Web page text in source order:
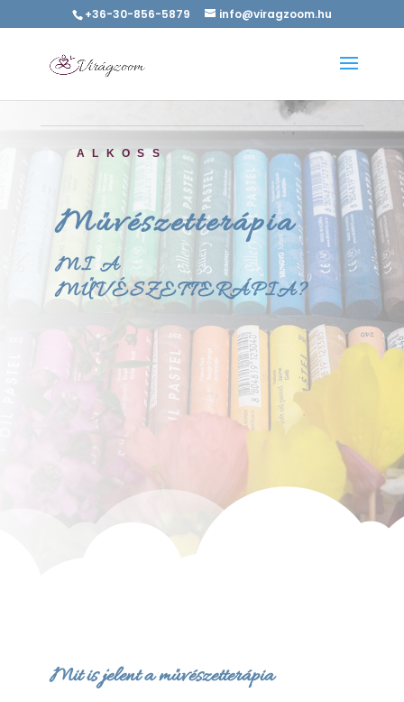
+36-30-856-5879 info@viragzoom.hu
ALKOSS
Művészetterápia
MI A
MŰVÉSZETTERÁPIA?
Mit is jelent a művészetterápia